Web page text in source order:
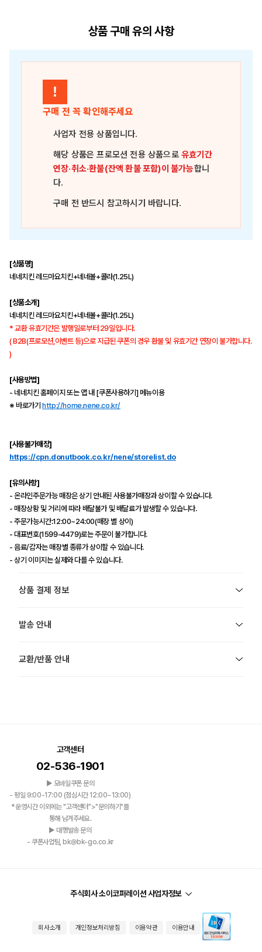
상품 구매 유의 사항
!
구매 전 꼭 확인해주세요
사업자 전용 상품입니다.
해당 상품은프로모션 전용 상품으로유효기간
연장·취소·환불(잔액 환불 포함)이 불가능합니
다.
구매 전 반드시 참고하시기 바랍니다.
[상품명]
네네치킨 레드마요치킨+네네볼+콜라(1.25L)
[상품소개]
네네치킨 레드마요치킨+네네볼+콜라(1.25L)
* 교환 유효기간은 발행일로부터 29일입니다.
( B2B(프로모션,이벤트 등)으로 지급된 쿠폰의 경우 환불 및 유효기간 연장이 불가합니다.
)
[사용방법]
- 네네치킨 홈페이지 또는 앱 내 [쿠폰사용하기] 메뉴이용
※ 바로가기http://home.nene.co.kr/
[사용불가매장]
https://cpn.donutbook.co.kr/nene/storelist.do
[유의사항]
- 온라인주문가능 매장은 상기 안내된 사용불가매장과 상이할 수 있습니다.
- 매장상황 및 거리에 따라 배달불가 및 배달료가 발생할 수 있습니다.
- 주문가능시간:12:00~24:00(매장 별 상이)
- 대표번호(1599-4479)로는 주문이 불가합니다.
- 음료/감자는 매장별 종류가 상이할 수 있습니다.
- 상기 이미지는 실제와 다를 수 있습니다.
상품 결제 정보
발송 안내
교환/반품 안내
고객센터
02-536-1901
▶ 모바일쿠폰 문의
- 평일 9:00-17:00 (점심시간 12:00~13:00)
*운영시간 이외에는 "고객센터">"문의하기"를
통해 남겨주세요.
▶ 대행발송 문의
- 쿠폰사업팀, bk@bk-go.co.kr
주식회사 소이코퍼레이션 사업자정보
회사소개 개인정보처리방침 이용약관 이용안내